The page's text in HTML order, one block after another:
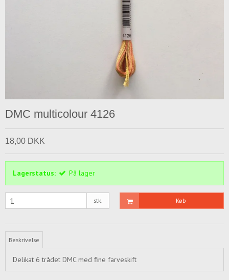
DMC multicolour 4126
18,00 DKK
Lagerstatus: På lager
stk. Køb
Beskrivelse
Delikat 6 trådet DMC med fine farveskift